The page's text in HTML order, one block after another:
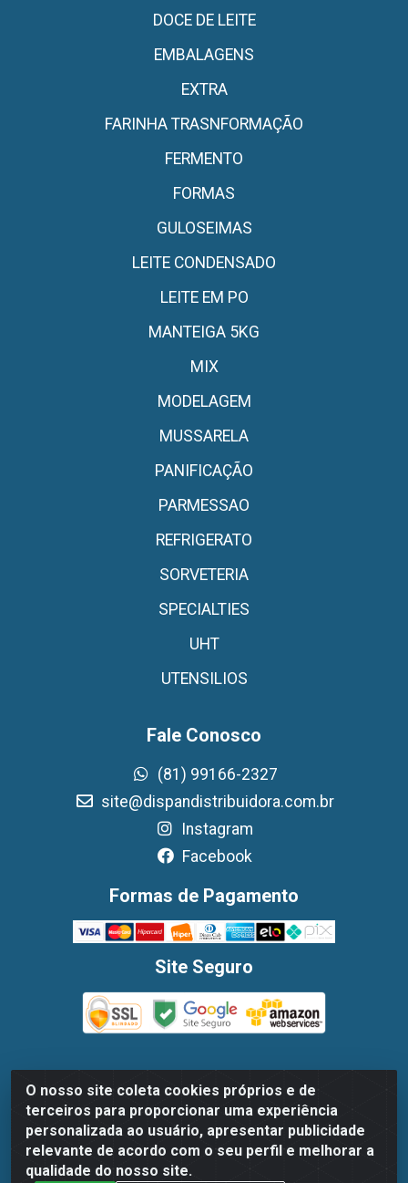
O nosso site coleta cookies próprios e de
terceiros para proporcionar uma experiência
personalizada ao usuário, apresentar publicidade
relevante de acordo com o seu perfil e melhorar a
qualidade do nosso site.
DOCE DE LEITE
EMBALAGENS
EXTRA
FARINHA TRASNFORMAÇÃO
FERMENTO
FORMAS
GULOSEIMAS
LEITE CONDENSADO
LEITE EM PO
MANTEIGA 5KG
MIX
MODELAGEM
MUSSARELA
PANIFICAÇÃO
PARMESSAO
REFRIGERATO
SORVETERIA
SPECIALTIES
UHT
UTENSILIOS
Fale Conosco
(81) 99166-2327
site@dispandistribuidora.com.br
Instagram
Facebook
Formas de Pagamento
Site Seguro
Dispan Distribuidora de Alimentos LTDA - Avenida
Marechal Mascarenhas De Moraes, 1048- Imbiribeira,
Recife/PE - CEP 51.170-000 - CNPJ 30.779.584/0003-78